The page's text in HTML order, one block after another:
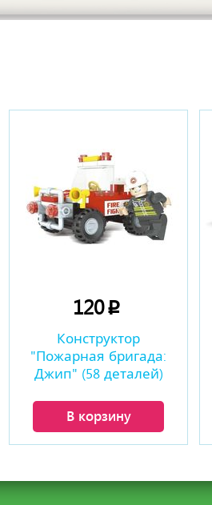
120p
Конструктор
"Пожарная бригада:
Джип" (58 деталей)
В корзину